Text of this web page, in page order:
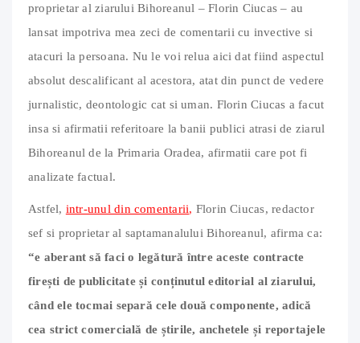
proprietar al ziarului Bihoreanul – Florin Ciucas – au
lansat impotriva mea zeci de comentarii cu invective si
atacuri la persoana. Nu le voi relua aici dat fiind aspectul
absolut descalificant al acestora, atat din punct de vedere
jurnalistic, deontologic cat si uman. Florin Ciucas a facut
insa si afirmatii referitoare la banii publici atrasi de ziarul
Bihoreanul de la Primaria Oradea, afirmatii care pot fi
analizate factual.
Astfel, intr-unul din comentarii, Florin Ciucas, redactor
sef si proprietar al saptamanalului Bihoreanul, afirma ca:
“e aberant să faci o legătură între aceste contracte
firești de publicitate și conținutul editorial al ziarului,
când ele tocmai separă cele două componente, adică
cea strict comercială de știrile, anchetele și reportajele